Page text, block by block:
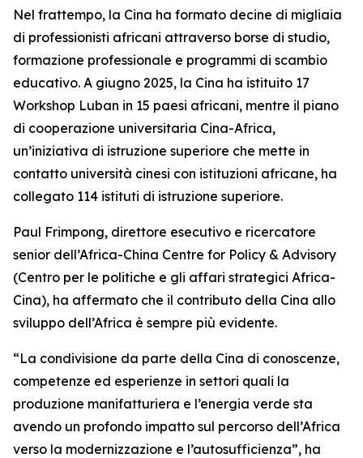
Nel frattempo, la Cina ha formato decine di migliaia
di professionisti africani attraverso borse di studio,
formazione professionale e programmi di scambio
educativo. A giugno 2025, la Cina ha istituito 17
Workshop Luban in 15 paesi africani, mentre il piano
di cooperazione universitaria Cina-Africa,
un’iniziativa di istruzione superiore che mette in
contatto università cinesi con istituzioni africane, ha
collegato 114 istituti di istruzione superiore.
Paul Frimpong, direttore esecutivo e ricercatore
senior dell’Africa-China Centre for Policy & Advisory
(Centro per le politiche e gli affari strategici Africa-
Cina), ha affermato che il contributo della Cina allo
sviluppo dell’Africa è sempre più evidente.
“La condivisione da parte della Cina di conoscenze,
competenze ed esperienze in settori quali la
produzione manifatturiera e l’energia verde sta
avendo un profondo impatto sul percorso dell’Africa
verso la modernizzazione e l’autosufficienza”, ha